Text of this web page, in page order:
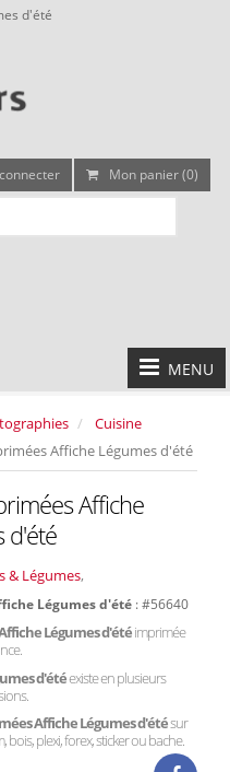
d'été
Mon panier (0)
MENU
Cuisine
Affiche Légumes d'été
Affiche
d'été
& Légumes,
Légumes d'été : #56640
Légumes d'étéimprimée
d'étéexiste en plusieurs
Affiche Légumes d'étésur
plexi, forex, sticker ou bache.